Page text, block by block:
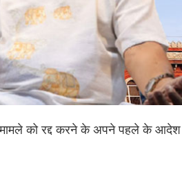
मामले को रद्द करने के अपने पहले के आदेश